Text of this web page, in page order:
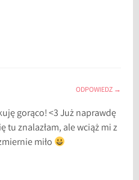
ODPOWIEDZ
gorąco! <3 Już naprawdę
tu znalazłam, ale wciąż mi z
miło